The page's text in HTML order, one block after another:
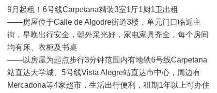
9月起租！6号线Carpetana精装3室1厅1厨1卫出租
——房屋位于Calle de Algodre街道3楼，单元门口临近主
街，早晚出行安全，朝外采光好，家电家具齐全，每个房间
均有床、衣柜及书桌
——以房屋为起点步行3分钟范围内有地铁6号线Carpetana
站直达大学城、5号线Vista Alegre站直达市中心，周边有
Mercadona等4家超市，生活出行便利，租期1年以上可办住